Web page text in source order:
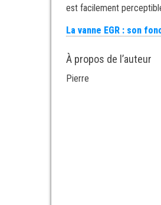
est facilement
La vanne EGR : son
À propos de l’auteur
Pierre